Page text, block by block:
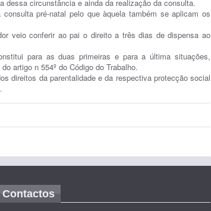
dessa circunstância e ainda da realização da consulta.
pré-natal pelo que àquela também se aplicam os
veio conferir ao pai o direito a três dias de dispensa ao
para as duas primeiras e para a última situações,
artigo n 554º do Código do Trabalho.
direitos da parentalidade e da respectiva protecção social
Contactos